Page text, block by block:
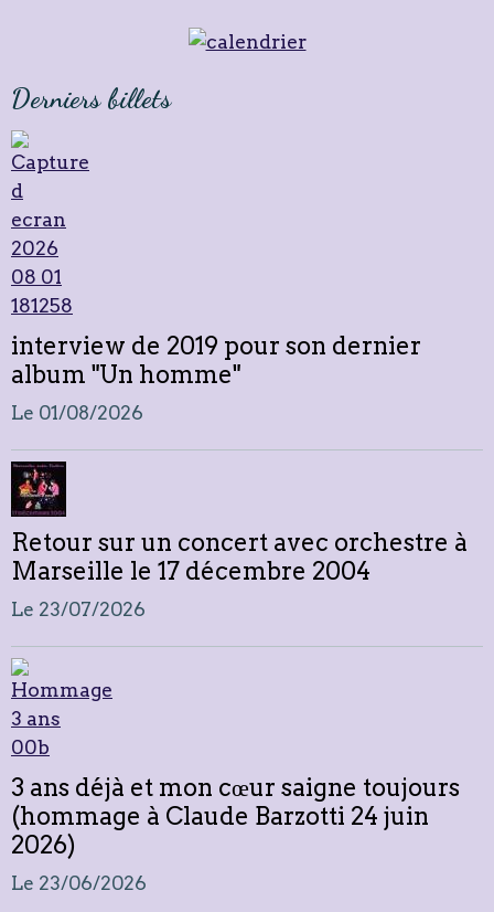
Derniers billets
interview de 2019 pour son dernier
album "Un homme"
Le 01/08/2026
Retour sur un concert avec orchestre à
Marseille le 17 décembre 2004
Le 23/07/2026
3 ans déjà et mon cœur saigne toujours
(hommage à Claude Barzotti 24 juin
2026)
Le 23/06/2026